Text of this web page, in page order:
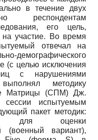
в течение двух
респондентам
его цель,
на участие. Во время
отвечал на
демографического
(с целью исключения
с нарушениями
методику
Матрицы (СПМ) Дж.
испытуемым
пакет методик:
для оценки
(военный вариант),